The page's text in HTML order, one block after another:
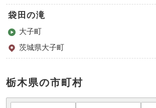
袋田の滝
大子町
茨城県大子町
栃木県の市町村